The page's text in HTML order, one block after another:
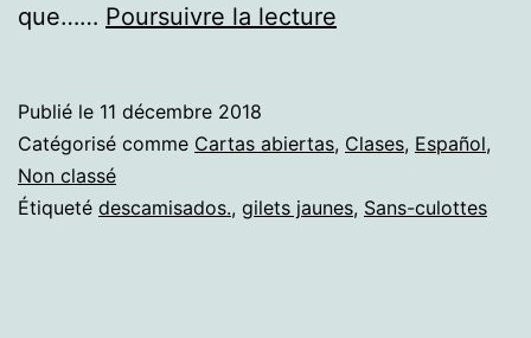
que…… Poursuivre la lecture
jaunes
descamisados.
Publié le 11 décembre 2018
Catégorisé comme Cartas abiertas, Clases, Español,
Non classé
Étiqueté descamisados., gilets jaunes, Sans-culottes